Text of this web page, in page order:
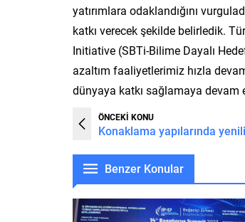
yatırımlara odaklandığını
katkı verecek şekilde belirledik.
Initiative (SBTi-Bilime Dayalı
azaltım faaliyetlerimiz hızla
dünyaya katkı sağlamaya devam
ÖNCEKİ KONU
Konaklama yapılarında
Benzer Konular